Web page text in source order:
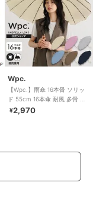
Wpc.
【Wpc.】雨傘 16本骨 ソリッ
ド 55cm 16本傘 耐風 多骨 晴
雨兼用 傘 レディース 長傘
¥2,970